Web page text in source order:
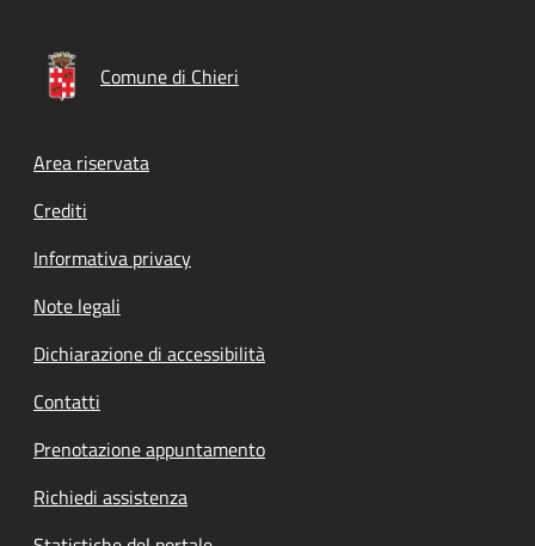
Comune di Chieri
Footer menu
Area riservata
Crediti
Informativa privacy
Note legali
Dichiarazione di accessibilità
Contatti
Prenotazione appuntamento
Richiedi assistenza